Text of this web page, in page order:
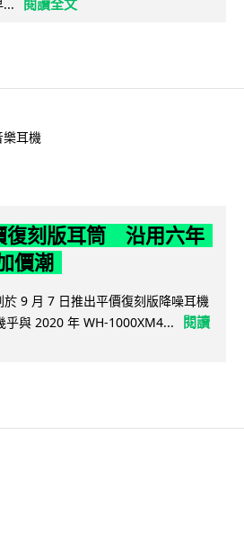
...
樂耳機
復刻版耳筒 沿用六年
價潮
9 月 7 日推出平價復刻版降噪耳機
乎與 2020 年 WH-1000XM4...
閱讀